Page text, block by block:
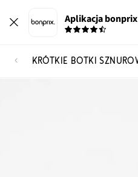
Aplikacja bonprix